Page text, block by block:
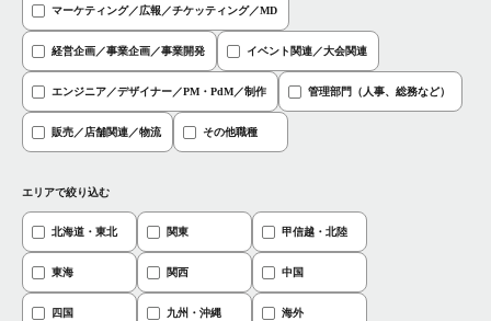
マーケティング／広報／チケッティング／MD
経営企画／事業企画／事業開発 イベント関連／大会関連
エンジニア／デザイナー／PM・PdM／制作 管理部門（人事、総務など）
販売／店舗関連／物流 その他職種
エリアで絞り込む
北海道・東北 関東 甲信越・北陸
東海 関西 中国
四国 九州・沖縄 海外